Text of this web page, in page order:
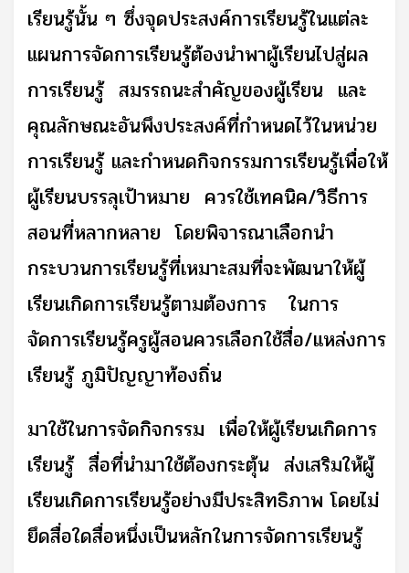
เรียนรู้นั้น ๆ ซึ่งจุดประสงค์การเรียนรู้ในแต่ละ
แผนการจัดการเรียนรู้ต้องนำพาผู้เรียนไปสู่ผล
การเรียนรู้ สมรรถนะสำคัญของผู้เรียน และ
คุณลักษณะอันพึงประสงค์ที่กำหนดไว้ในหน่วย
การเรียนรู้ และกำหนดกิจกรรมการเรียนรู้เพื่อให้
ผู้เรียนบรรลุเป้าหมาย ควรใช้เทคนิค/วิธีการ
สอนที่หลากหลาย โดยพิจารณาเลือกนำ
กระบวนการเรียนรู้ที่เหมาะสมที่จะพัฒนาให้ผู้
เรียนเกิดการเรียนรู้ตามต้องการ ในการ
จัดการเรียนรู้ครูผู้สอนควรเลือกใช้สื่อ/แหล่งการ
เรียนรู้ ภูมิปัญญาท้องถิ่น
มาใช้ในการจัดกิจกรรม เพื่อให้ผู้เรียนเกิดการ
เรียนรู้ สื่อที่นำมาใช้ต้องกระตุ้น ส่งเสริมให้ผู้
เรียนเกิดการเรียนรู้อย่างมีประสิทธิภาพ โดยไม่
ยึดสื่อใดสื่อหนึ่งเป็นหลักในการจัดการเรียนรู้